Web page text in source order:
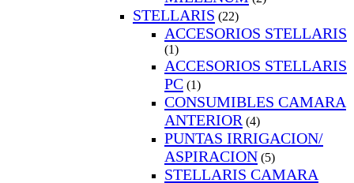
STELLARIS (22)
ACCESORIOS STELLARIS
(1)
ACCESORIOS STELLARIS
PC (1)
CONSUMIBLES CAMARA
ANTERIOR (4)
PUNTAS IRRIGACION/
ASPIRACION (5)
STELLARIS CAMARA